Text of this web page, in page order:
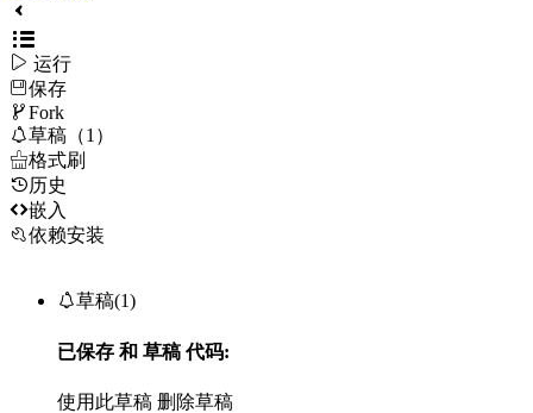
 运行
保存
Fork
草稿（1）
格式刷
历史
嵌入
依赖安装
草稿(1)
已保存 和 草稿代码:
使用此草稿 删除草稿